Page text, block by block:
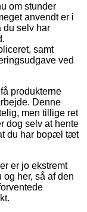
om stunder
anvendt er i
du selv har
samt
ved
produkterne
Denne
men tillige ret
dog selv at hente
du har bopæl tæt
er jo ekstremt
og her, så af den